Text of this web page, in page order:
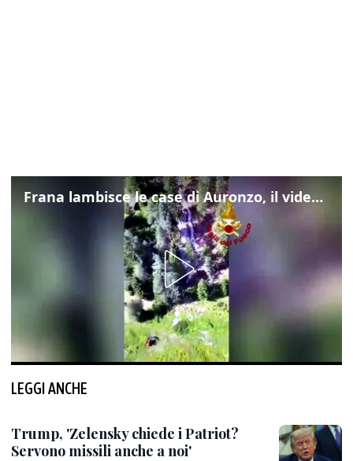
Frana lambisce le case di Auronzo, il video dall'elicottero dei vigili del fuoco
LEGGI ANCHE
Trump, 'Zelensky chiede i Patriot?
Servono missili anche a noi'